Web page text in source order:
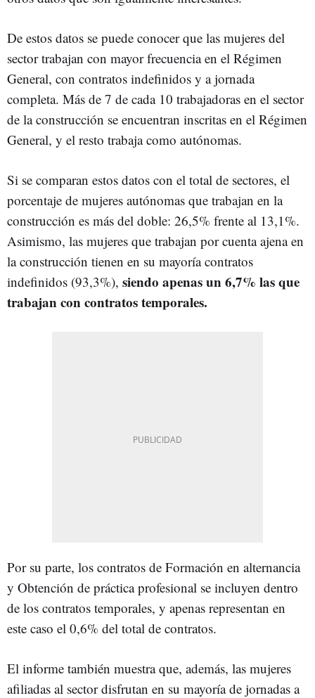
De estos datos se puede conocer que las mujeres del
sector trabajan con mayor frecuencia en el Régimen
General, con contratos indefinidos y a jornada
completa. Más de 7 de cada 10 trabajadoras en el sector
de la construcción se encuentran inscritas en el Régimen
General, y el resto trabaja como autónomas.
Si se comparan estos datos con el total de sectores, el
porcentaje de mujeres autónomas que trabajan en la
construcción es más del doble: 26,5% frente al 13,1%.
Asimismo, las mujeres que trabajan por cuenta ajena en
la construcción tienen en su mayoría contratos
indefinidos (93,3%), siendo apenas un 6,7% las que
trabajan con contratos temporales.
Por su parte, los contratos de Formación en alternancia
y Obtención de práctica profesional se incluyen dentro
de los contratos temporales, y apenas representan en
este caso el 0,6% del total de contratos.
El informe también muestra que, además, las mujeres
afiliadas al sector disfrutan en su mayoría de jornadas a